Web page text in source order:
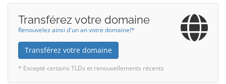
Transférez votre domaine
Renouvelez ainsi d'un an votre domaine!*
Transférez votre domaine
* Excepté certains TLDs et renouvellements récents